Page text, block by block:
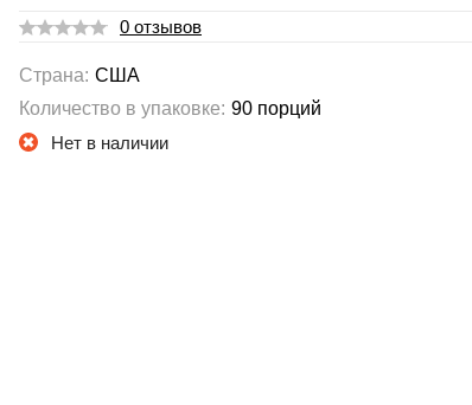
0 отзывов
Страна: США
Количество в упаковке: 90 порций
Нет в наличии